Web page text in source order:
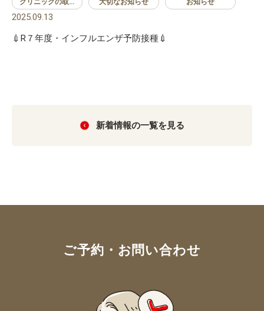
クリニックの取り組み 大切なお知らせ お知らせ
2025.09.13
💉R７年度・インフルエンザ予防接種💉
新着情報の一覧を見る
ご予約・お問い合わせ